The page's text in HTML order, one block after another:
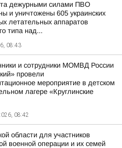
дежурными силами ПВО
и уничтожены 605 украинских
летательных аппаратов
типа над...
08:43
и сотрудники МОМВД России
провели
мероприятие в детском
лагере «Круглинские
08:42
области для участников
военной операции и их семей